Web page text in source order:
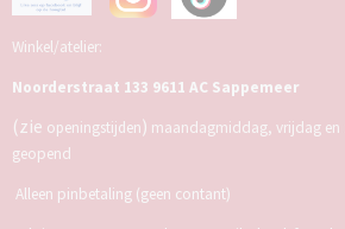
Winkel/atelier:
Noorderstraat 133 9611 AC Sappemeer
(zie openingstijden) maandagmiddag, vrijdag
geopend
Alleen pinbetaling (geen contant)